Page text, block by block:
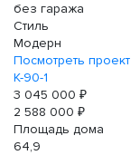
без гаража
Стиль
Модерн
Посмотреть проект
К-90-1
3 045 000 ₽
2 588 000 ₽
Площадь дома
64,9